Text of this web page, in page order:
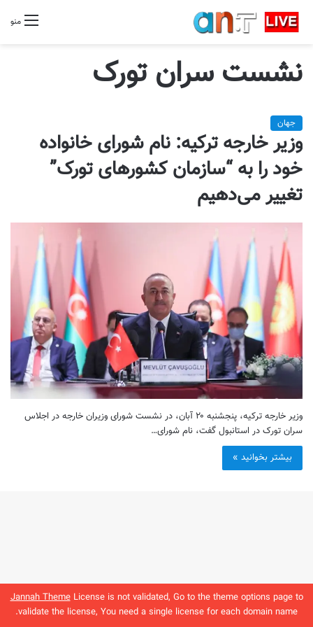
Jannah ThemeLicense is not validated, Go to the theme options page to
validate the license, You need a single license for each domain name.
منو
نشست سران تورک
جهان
وزیر خارجه ترکیه: نام شورای خانواده
خود را به “سازمان کشورهای تورک”
تغییر می‌دهیم
وزیر خارجه ترکیه، پنجشنبه ۲۰ آبان، در نشست شورای وزیران خارجه در اجلاس
سران تورک در استانبول گفت، نام شورای…
بیشتر بخوانید »